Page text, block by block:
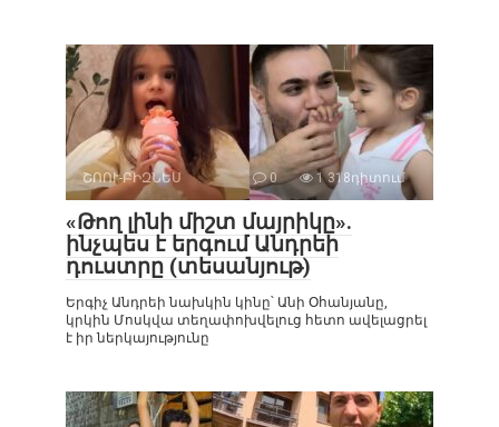
ՇՈՈՒ-ԲԻԶՆԵՍ 0 1 318դիտում
«Թող լինի միշտ մայրիկը».
ինչպես է երգում Անդրեի
դուստրը (տեսանյութ)
Երգիչ Անդրեի նախկին կինը՝ Անի Օհանյանը,
կրկին Մոսկվա տեղափոխվելուց հետո ավելացրել
է իր ներկայությունը